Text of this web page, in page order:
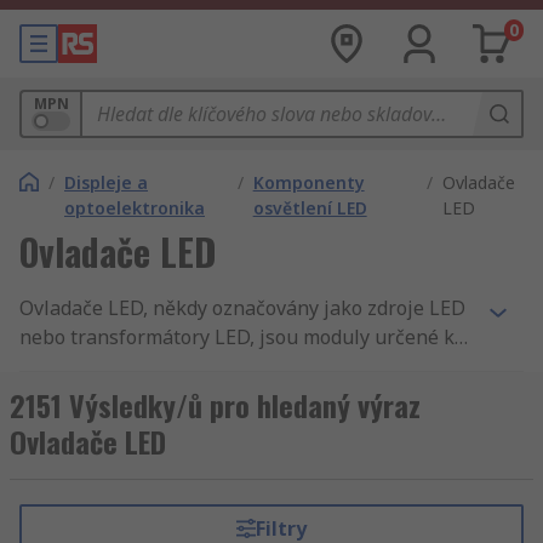
0
MPN
/ Displeje a
optoelektronika
/ Komponenty
osvětlení LED
/ Ovladače
LED
Ovladače LED
Ovladače LED, někdy označovány jako zdroje LED
nebo transformátory LED, jsou moduly určené k
regulaci světelných systémů LED v domácím nebo
komerčním prostředí. Transformátory LED jsou
určeny pro napájení LED diod s vyšším výstupním
zdroj, který reguluje proud střídavého proudu na
2151 Výsledky/ů pro hledaný výraz
Ovladače LED
Filtry